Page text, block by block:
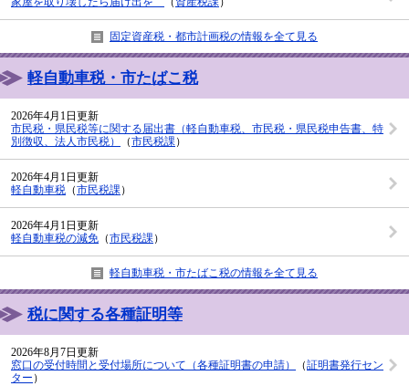
固定資産税・都市計画税の情報を全て見る
軽自動車税・市たばこ税
2026年4月1日更新
市民税・県民税等に関する届出書（軽自動車税、市民税・県民税申告書、特
別徴収、法人市民税）
（市民税課）
2026年4月1日更新
軽自動車税 （市民税課）
2026年4月1日更新
軽自動車税の減免 （市民税課）
軽自動車税・市たばこ税の情報を全て見る
税に関する各種証明等
2026年8月7日更新
窓口の受付時間と受付場所について（各種証明書の申請）
（証明書発行セン
ター ）